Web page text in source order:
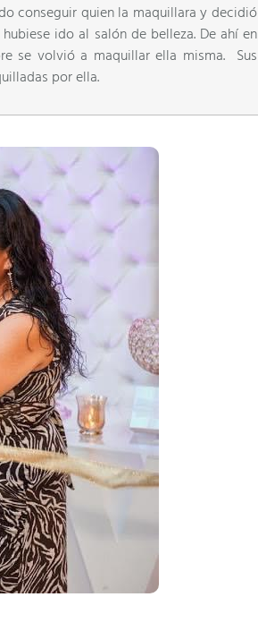
conseguir quien la maquillara y decidió
ido al salón de belleza. De ahí en
se volvió a maquillar ella misma. Sus
por ella.